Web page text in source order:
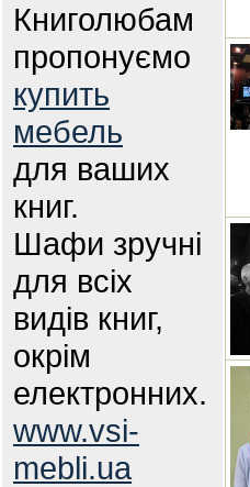
Книголюбам
пропонуємо
купить
мебель
для ваших
книг.
Шафи зручні
для всіх
видів книг,
окрім
електронних.
www.vsi-
mebli.ua